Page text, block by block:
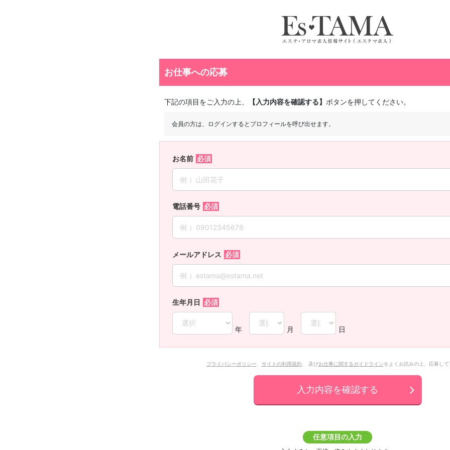
お仕事への応募
下記の項目をご入力の上、 【入力内容を確認する】 ボタンを押してください。
会員の方は、ログインするとプロフィールを呼び出せます。
お名前
電話番号
メールアドレス
生年月日
年 月 日
プライバシーポリシー サイトの利用規約、 及びお仕事に関するガイドラインをよくお読みの上、応募し
入力内容を確認する
任意項目の入力